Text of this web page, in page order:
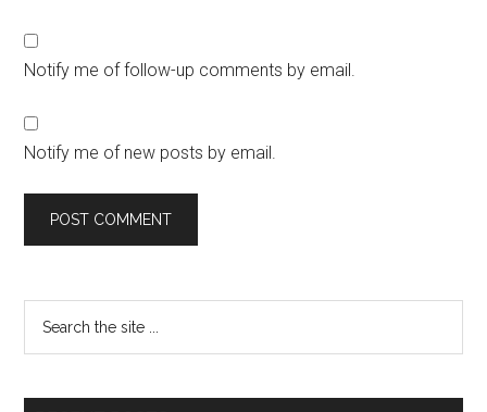
Notify me of follow-up comments by email.
Notify me of new posts by email.